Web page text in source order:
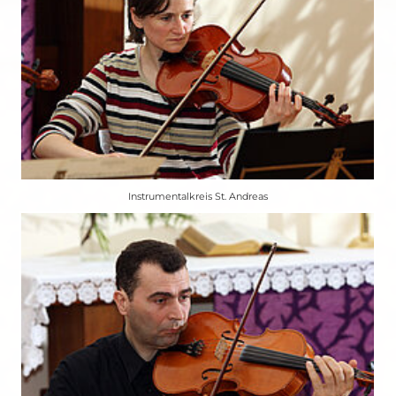
Instrumentalkreis St. Andreas